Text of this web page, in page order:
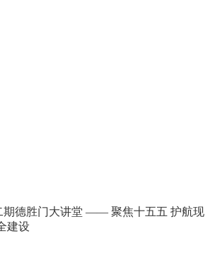
期德胜门大讲堂 —— 聚焦十五五 护航现
建设